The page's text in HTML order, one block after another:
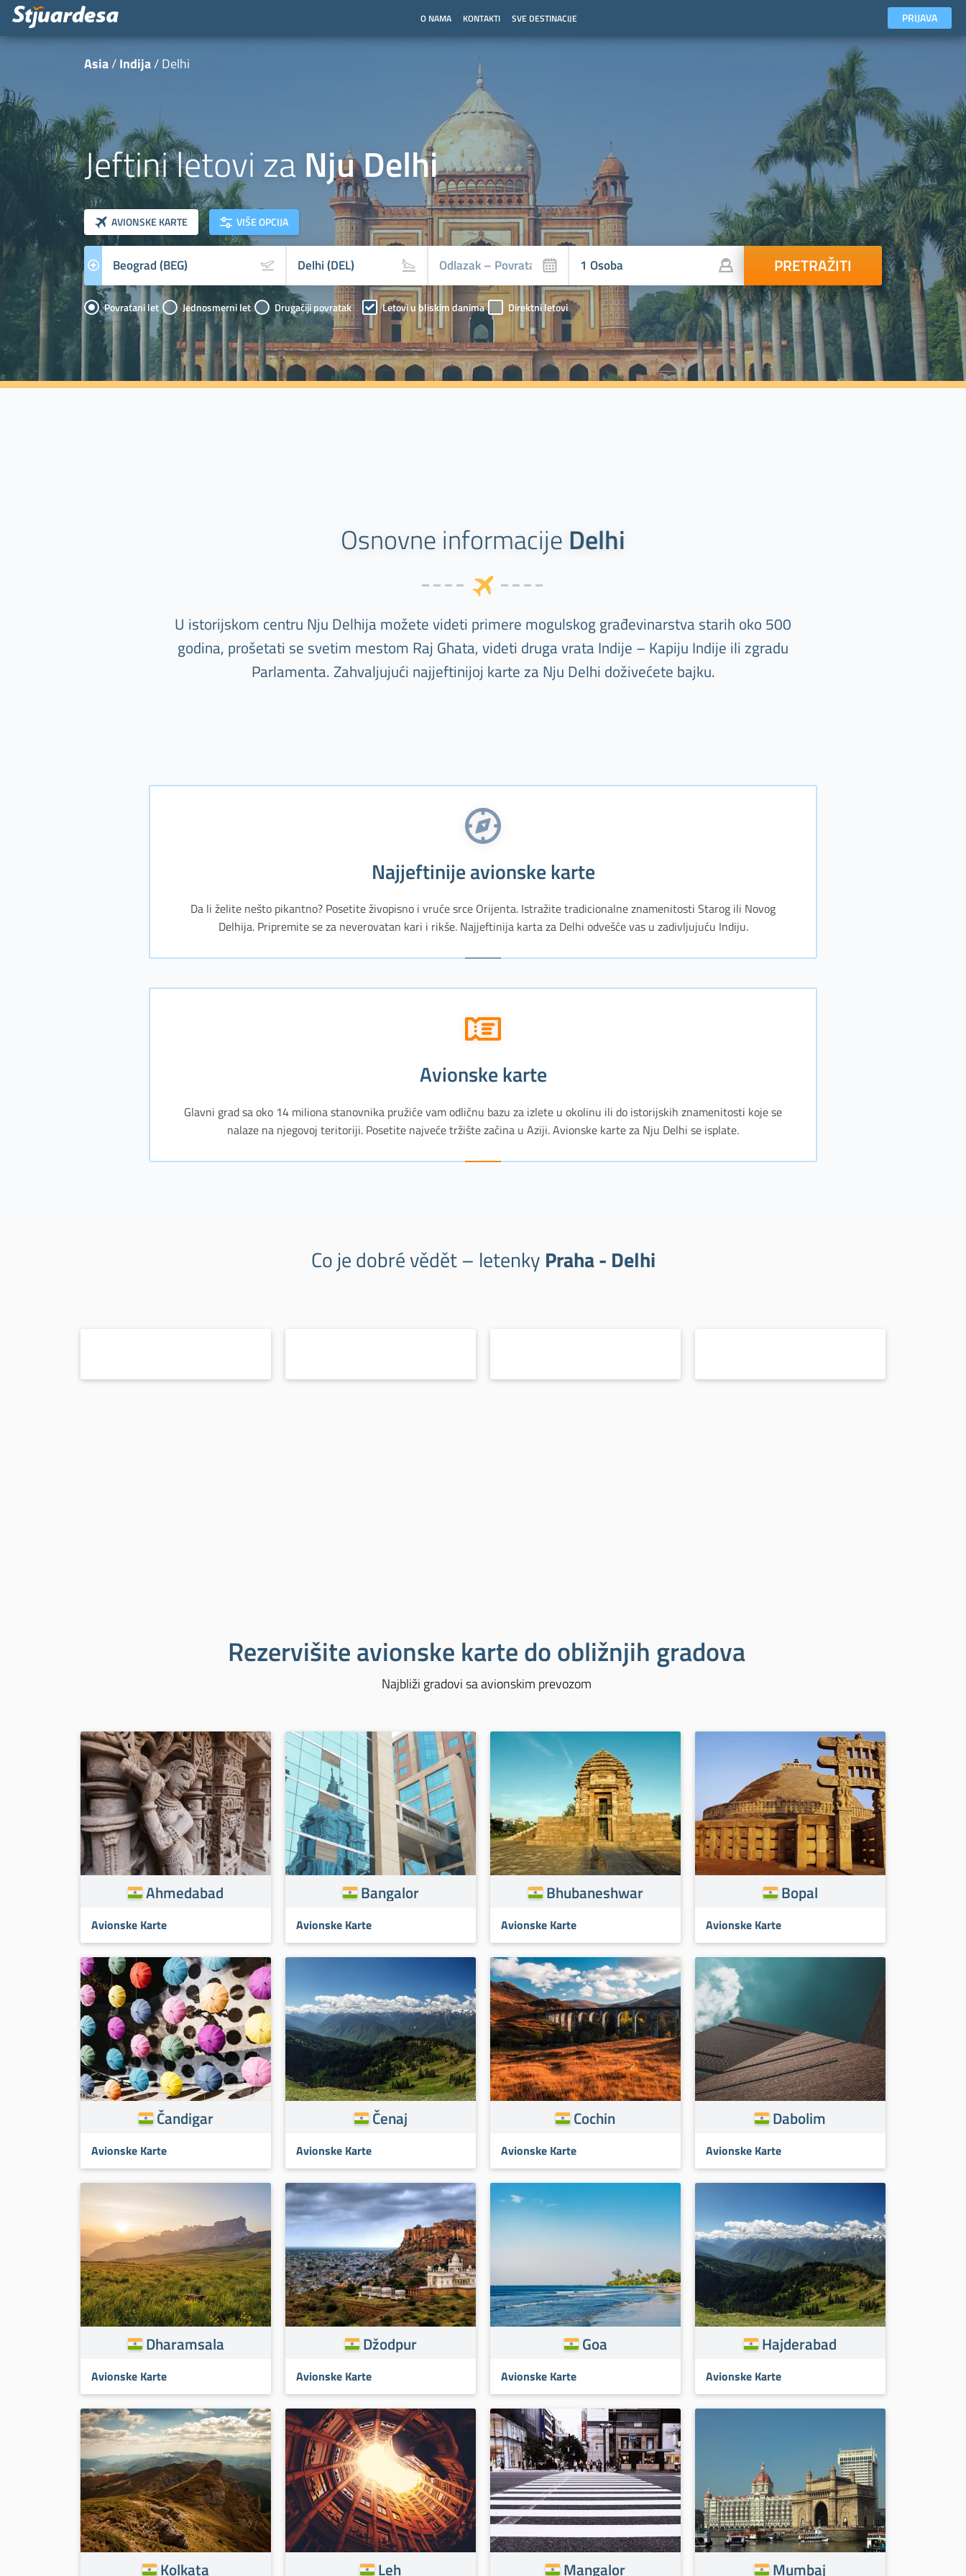
O NAMA KONTAKTI SVE DESTINACIJE PRIJAVA
Asia Indija Delhi
Jeftini letovi zaNju Delhi
AVIONSKE KARTE Prevoznik
klasa letova
VIŠE OPCIJA
PRETRAŽITI
Povratani let Jednosmerni let Drugačiji povratak Letovi u bliskim danima Direktni letovi
Osnovne informacije Delhi
U istorijskom centru Nju Delhija možete videti primere mogulskog građevinarstva starih oko 500
godina, prošetati se svetim mestom Raj Ghata, videti druga vrata Indije – Kapiju Indije ili zgradu
Parlamenta. Zahvaljujući najjeftinijoj karte za Nju Delhi doživećete bajku.
Najjeftinije avionske karte
Da li želite nešto pikantno? Posetite živopisno i vruće srce Orijenta. Istražite tradicionalne znamenitosti Starog ili Novog
Delhija. Pripremite se za neverovatan kari i rikše. Najjeftinija karta za Delhi odvešće vas u zadivljujuću Indiju.
avionske karte
Glavni grad sa oko 14 miliona stanovnika pružiće vam odličnu bazu za izlete u okolinu ili do istorijskih znamenitosti koje se
nalaze na njegovoj teritoriji. Posetite najveće tržište začina u Aziji. Avionske karte za Nju Delhi se isplate.
Co je dobré vědět – letenky Praha - Delhi
Rezervišite avionske karte do obližnjih gradova
Najbliži gradovi sa avionskim prevozom
Ahmedabad
Avionske Karte
Bangalor
Avionske Karte
Bhubaneshwar
Avionske Karte
Bopal
Avionske Karte
Čandigar
Avionske Karte
Čenaj
Avionske Karte
Cochin
Avionske Karte
Dabolim
Avionske Karte
Dharamsala
Avionske Karte
Džodpur
Avionske Karte
Goa
Avionske Karte
Hajderabad
Avionske Karte
Kolkata Leh Mangalor Mumbaj